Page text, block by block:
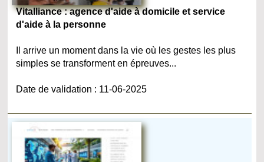
Vitalliance : agence d'aide à domicile et service
d'aide à la personne
Il arrive un moment dans la vie où les gestes les plus
simples se transforment en épreuves...
Date de validation : 11-06-2025